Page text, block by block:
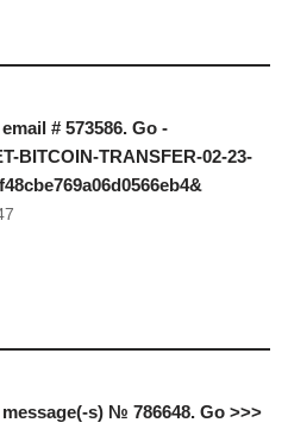
# 573586. Go -
BITCOIN-TRANSFER-02-23-
s) № 786648. Go >>>